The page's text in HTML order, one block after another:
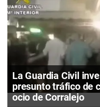
La Guardia Civil
presunto tráfico de
ocio de Corralejo